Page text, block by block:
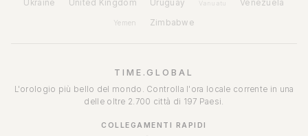
Ukraine United Kingdom Uruguay Vanuatu Venezuela
Yemen Zimbabwe
TIME.GLOBAL
L'orologio più bello del mondo. Controlla l'ora locale corrente in una
delle oltre 2.700 città di 197 Paesi.
COLLEGAMENTI RAPIDI